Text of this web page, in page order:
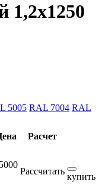
1,2х1250
5005 RAL 7004 RAL
Расчет
Рассчитать
купить